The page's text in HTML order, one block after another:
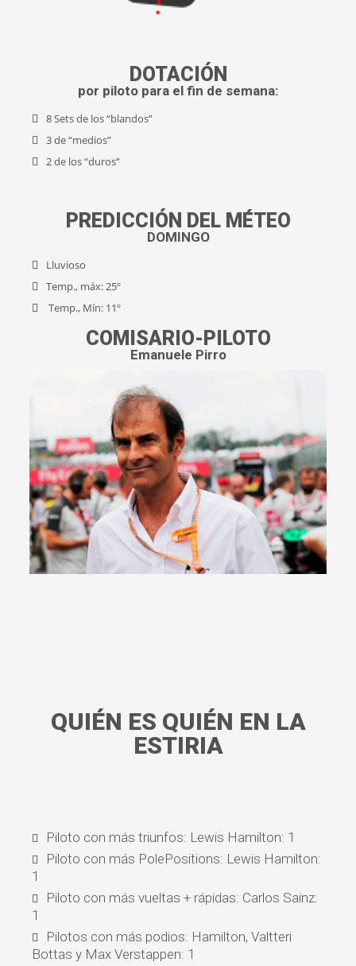
DOTACIÓN
por piloto para el fin de semana:
8 Sets de los “blandos”
3 de “medios”
2 de los “duros”
PREDICCIÓN DEL MÉTEO
DOMINGO
Lluvioso
Temp., máx: 25º
Temp., Mín: 11º
COMISARIO-PILOTO
Emanuele Pirro
QUIÉN ES QUIÉN EN LA
ESTIRIA
Piloto con más triunfos: Lewis Hamilton: 1
Piloto con más PolePositions: Lewis Hamilton:
1
Piloto con más vueltas + rápidas: Carlos Sainz:
1
Pilotos con más podios: Hamilton, Valtteri
Bottas y Max Verstappen: 1